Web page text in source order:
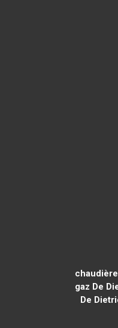
gaz De
De